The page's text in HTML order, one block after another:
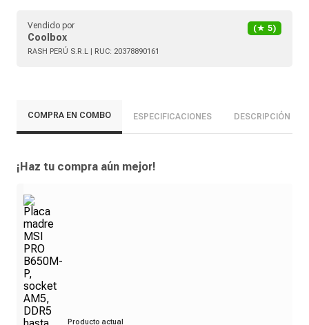
Vendido por
Coolbox
(★ 5)
RASH PERÚ S.R.L | RUC: 20378890161
COMPRA EN COMBO ESPECIFICACIONES DESCRIPCIÓN
¡Haz tu compra aún mejor!
Producto actual